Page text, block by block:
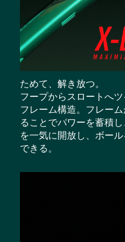
ためて、解き放つ。
フープからスロートへ
フレーム構造。フレー
ることでパワーを蓄積
を一気に開放し、ボー
できる。